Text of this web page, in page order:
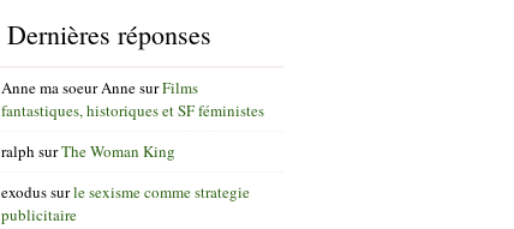
Dernières réponses
Anne ma soeur AnnesurFilms
fantastiques, historiques et SF féministes
ralph surThe Woman King
exodussurle sexisme comme strategie
publicitaire